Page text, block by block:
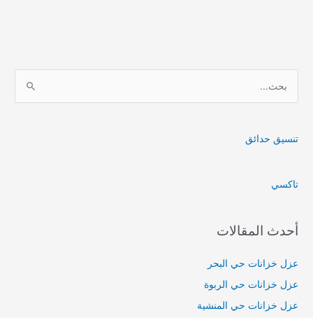
ن
تنسيق حدائق
تاكسي
أحدث المقالات
عزل خزانات حي البحر
عزل خزانات حي الربوة
عزل خزانات حي المنشية